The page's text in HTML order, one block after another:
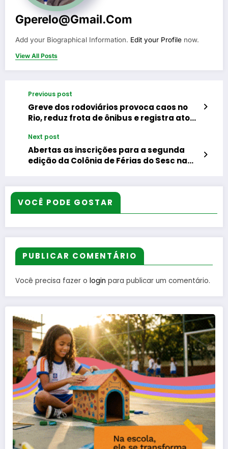
Gperelo@gmail.com
Add your Biographical Information. Edit your Profile now.
View All Posts
Previous post
Greve dos rodoviários provoca caos no
Rio, reduz frota de ônibus e registra atos
Next post
Abertas as inscrições para a segunda
edição da Colônia de Férias do Sesc na
VOCÊ PODE GOSTAR
PUBLICAR COMENTÁRIO
Você precisa fazer o login para publicar um comentário.